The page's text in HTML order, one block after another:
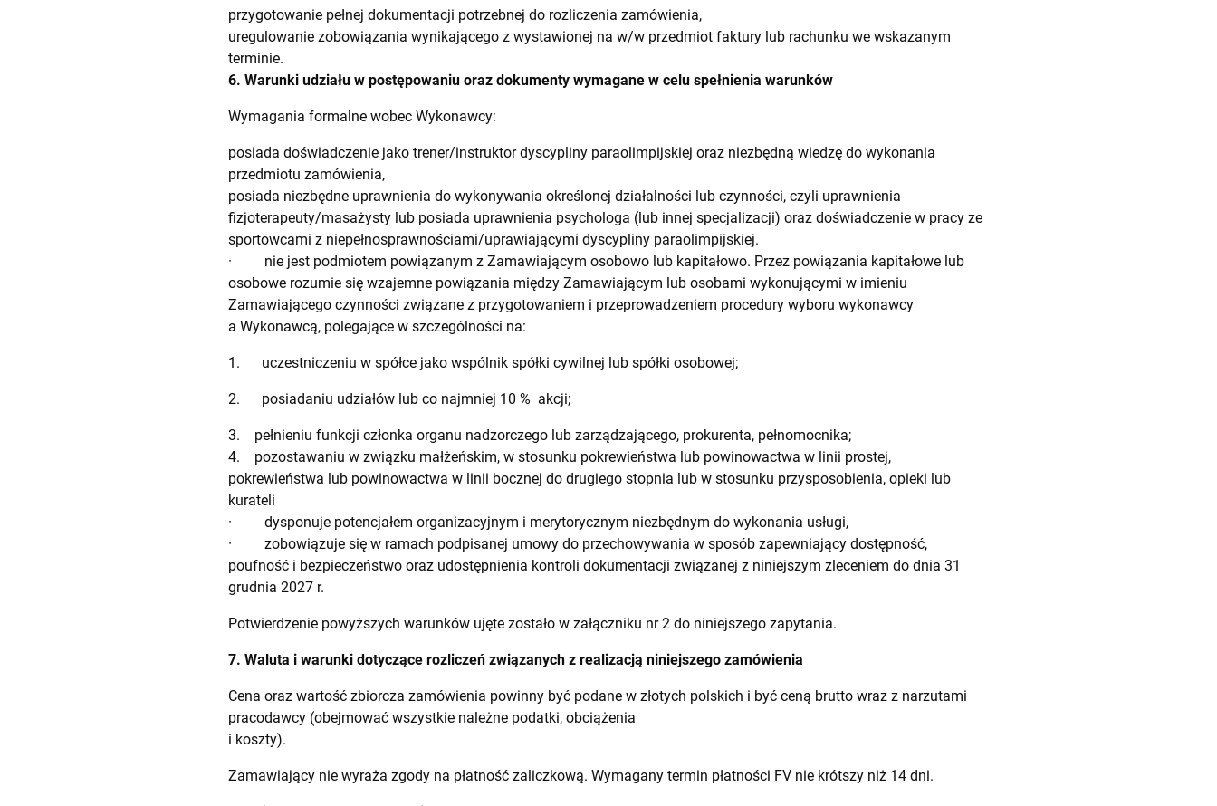
przygotowanie pełnej dokumentacji potrzebnej do rozliczenia zamówienia,
uregulowanie zobowiązania wynikającego z wystawionej na w/w przedmiot faktury lub rachunku we wskazanym
terminie.
6. Warunki udziału w postępowaniu oraz dokumenty wymagane w celu spełnienia warunków
Wymagania formalne wobec Wykonawcy:
posiada doświadczenie jako trener/instruktor dyscypliny paraolimpijskiej oraz niezbędną wiedzę do wykonania
przedmiotu zamówienia,
posiada niezbędne uprawnienia do wykonywania określonej działalności lub czynności, czyli uprawnienia
fizjoterapeuty/masażysty lub posiada uprawnienia psychologa (lub innej specjalizacji) oraz doświadczenie w pracy ze
sportowcami z niepełnosprawnościami/uprawiającymi dyscypliny paraolimpijskiej.
· nie jest podmiotem powiązanym z Zamawiającym osobowo lub kapitałowo. Przez powiązania kapitałowe lub
osobowe rozumie się wzajemne powiązania między Zamawiającym lub osobami wykonującymi w imieniu
Zamawiającego czynności związane z przygotowaniem i przeprowadzeniem procedury wyboru wykonawcy
a Wykonawcą, polegające w szczególności na:
1. uczestniczeniu w spółce jako wspólnik spółki cywilnej lub spółki osobowej;
2. posiadaniu udziałów lub co najmniej 10 % akcji;
3. pełnieniu funkcji członka organu nadzorczego lub zarządzającego, prokurenta, pełnomocnika;
4. pozostawaniu w związku małżeńskim, w stosunku pokrewieństwa lub powinowactwa w linii prostej,
pokrewieństwa lub powinowactwa w linii bocznej do drugiego stopnia lub w stosunku przysposobienia, opieki lub
kurateli
· dysponuje potencjałem organizacyjnym i merytorycznym niezbędnym do wykonania usługi,
· zobowiązuje się w ramach podpisanej umowy do przechowywania w sposób zapewniający dostępność,
poufność i bezpieczeństwo oraz udostępnienia kontroli dokumentacji związanej z niniejszym zleceniem do dnia 31
grudnia 2027 r.
Potwierdzenie powyższych warunków ujęte zostało w załączniku nr 2 do niniejszego zapytania.
7. Waluta i warunki dotyczące rozliczeń związanych z realizacją niniejszego zamówienia
Cena oraz wartość zbiorcza zamówienia powinny być podane w złotych polskich i być ceną brutto wraz z narzutami
pracodawcy (obejmować wszystkie należne podatki, obciążenia
i koszty).
Zamawiający nie wyraża zgody na płatność zaliczkową. Wymagany termin płatności FV nie krótszy niż 14 dni.